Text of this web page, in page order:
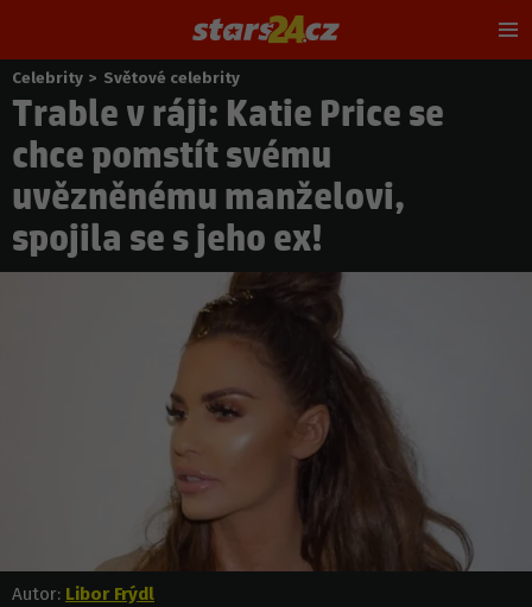
Nacházíte
se
zde:
Celebrity > Světové celebrity
Trable v ráji: Katie Price se
chce pomstít svému
uvězněnému manželovi,
spojila se s jeho ex!
Autor: Libor Frýdl